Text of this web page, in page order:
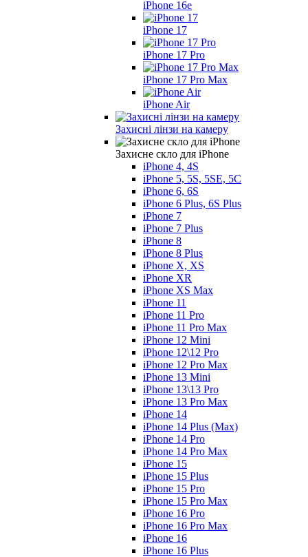
iPhone 16e
iPhone 17
iPhone 17 Pro
iPhone 17 Pro Max
iPhone Air
Захисні лінзи на камеру
Захисне скло для iPhone
iPhone 4, 4S
iPhone 5, 5S, 5SE, 5С
iPhone 6, 6S
iPhone 6 Plus, 6S Plus
iPhone 7
iPhone 7 Plus
iPhone 8
iPhone 8 Plus
iPhone X, XS
iPhone XR
iPhone XS Max
iPhone 11
iPhone 11 Pro
iPhone 11 Pro Max
iPhone 12 Mini
iPhone 12\12 Pro
iPhone 12 Pro Max
iPhone 13 Mini
iPhone 13\13 Pro
iPhone 13 Pro Max
iPhone 14
iPhone 14 Plus (Max)
iPhone 14 Pro
iPhone 14 Pro Max
iPhone 15
iPhone 15 Plus
iPhone 15 Pro
iPhone 15 Pro Max
iPhone 16 Pro
iPhone 16 Pro Max
iPhone 16
iPhone 16 Plus